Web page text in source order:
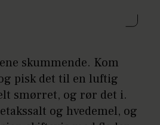
skummende. Kom
pisk det til en luftig
smørret, og rør det i.
og hvedemel, og